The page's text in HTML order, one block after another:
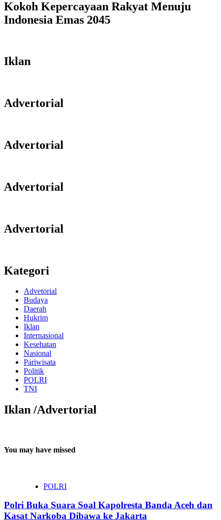
Kokoh Kepercayaan Rakyat Menuju
Indonesia Emas 2045
Iklan
Advertorial
Advertorial
Advertorial
Advertorial
Kategori
Advetorial
Budaya
Daerah
Hukrim
Iklan
Internasional
Kesehatan
Nasional
Pariwisata
Politik
POLRI
TNI
Iklan /Advertorial
You may have missed
POLRI
Polri Buka Suara Soal Kapolresta Banda Aceh dan
Kasat Narkoba Dibawa ke Jakarta